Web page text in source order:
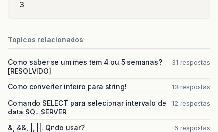
3
Topicos relacionados
Como saber se um mes tem 4 ou 5 semanas?
[RESOLVIDO]
31 respostas
Como converter inteiro para string! 13 respostas
Comando SELECT para selecionar intervalo de
data SQL SERVER
12 respostas
&, &&, |, ||. Qndo usar? 6 respostas